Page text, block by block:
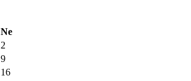
Ne
2
9
16